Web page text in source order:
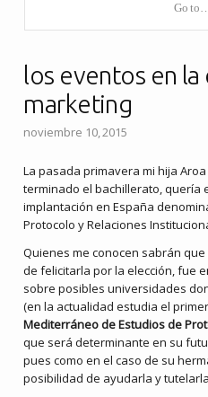
Go
los eventos en
marketing
noviembre 10, 2015
La pasada primavera mi hija
terminado el bachillerato, quería
implantación en España
Protocolo y Relaciones
Quienes me conocen sabrán
de felicitarla por la elección, fue
sobre posibles universidades
(en la actualidad estudia el
Mediterráneo de Estudios de
que será determinante en su
pues como en el caso de su
posibilidad de ayudarla y